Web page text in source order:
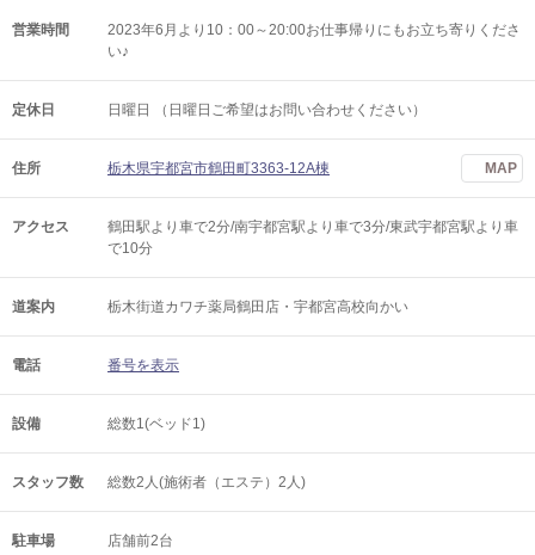
営業時間
2023年6月より10：00～20:00お仕事帰りにもお立ち寄りくださ
い♪
定休日 日曜日 （日曜日ご希望はお問い合わせください）
住所 栃木県宇都宮市鶴田町3363-12A棟 MAP
アクセス
鶴田駅より車で2分/南宇都宮駅より車で3分/東武宇都宮駅より車
で10分
道案内 栃木街道カワチ薬局鶴田店・宇都宮高校向かい
電話 番号を表示
設備 総数1(ベッド1)
スタッフ数 総数2人(施術者（エステ）2人)
駐車場 店舗前2台